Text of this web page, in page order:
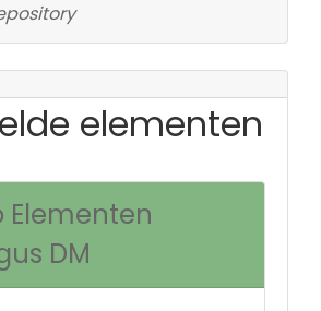
elementen
Elementen
DM